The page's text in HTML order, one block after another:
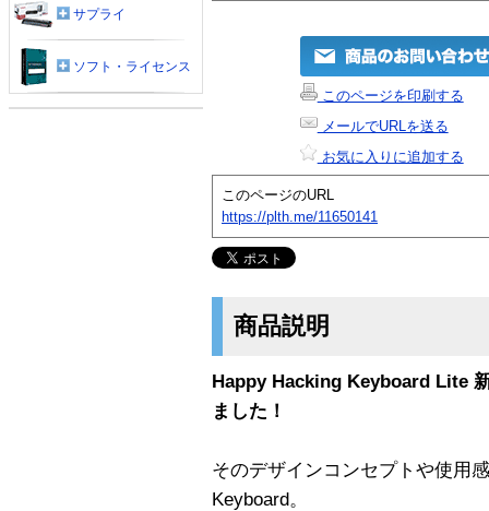
このページを印刷する
メールでURLを送る
お気に入りに追加する
このページのURL
https://plth.me/11650141
商品説明
Happy Hacking Keyboard Lite
ました！
そのデザインコンセプトや使用
Keyboard。
サプライ
ソフト・ライセンス